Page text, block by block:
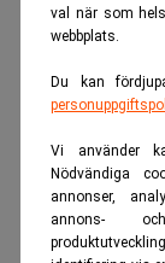
val när som
webbplats.
Du kan
Vi använder
Nödvändiga
annonser,
annons-